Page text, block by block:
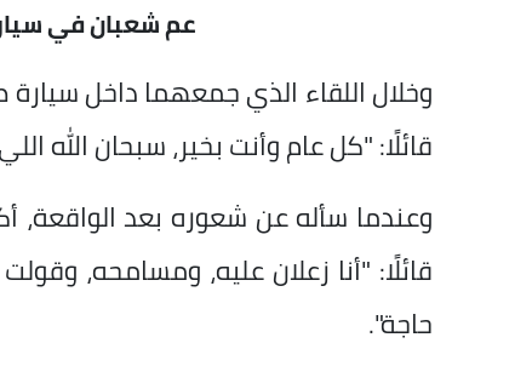
عم شعبان في
وخلال اللقاء الذي جمعهما داخل
قائلًا: "كل عام وأنت بخير، سبحان الله
وعندما سأله عن شعوره بعد
قائلًا: "أنا زعلان عليه، ومسامحه،
حاجة".